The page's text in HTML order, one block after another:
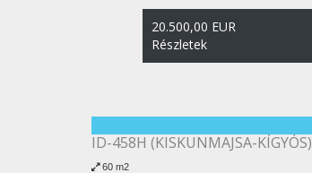
20.500,00 EUR
Részletek
ID-458H (KISKUNMAJSA-KÍGYÓS)
60 m2